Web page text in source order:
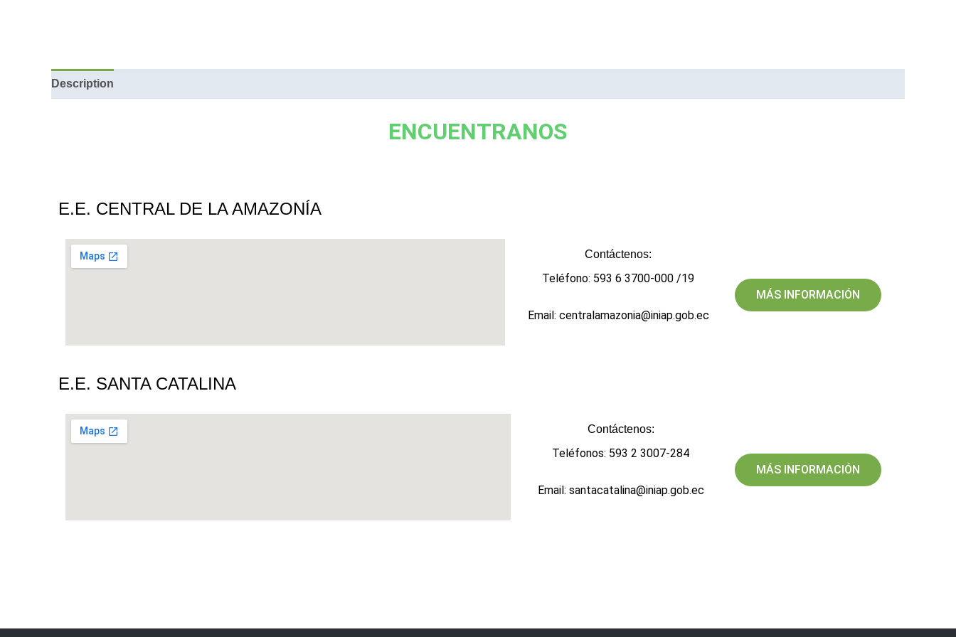
Description
ENCUENTRANOS
E.E. CENTRAL DE LA AMAZONÍA
Contáctenos:
Teléfono: 593 6 3700-000 /19
Email: centralamazonia@iniap.gob.ec
MÁS INFORMACIÓN
E.E. SANTA CATALINA
Contáctenos:​
Teléfonos: 593 2 3007-284
Email: santacatalina@iniap.gob.ec
MÁS INFORMACIÓN